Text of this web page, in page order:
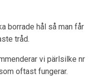
borrade hål så man får
tråd.
vi pärlsilke nr
oftast fungerar.